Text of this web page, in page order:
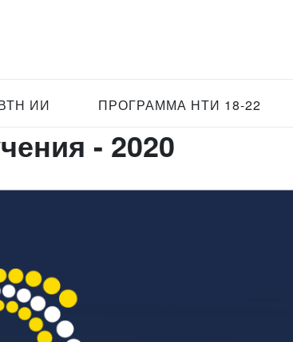
ИИ ПРОГРАММА НТИ 18-22
- 2020